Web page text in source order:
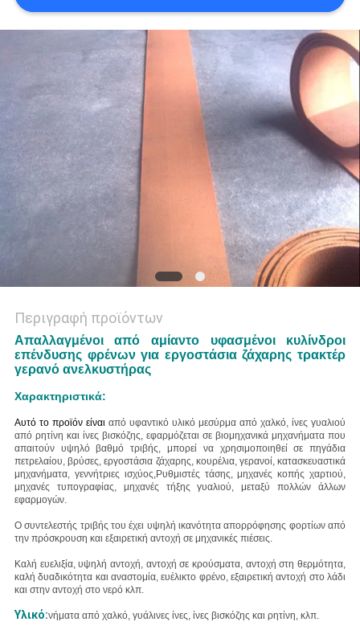
Περιγραφή προϊόντων
Απαλλαγμένοι από αμίαντο υφασμένοι κυλίνδροι
επένδυσης φρένων για εργοστάσια ζάχαρης τρακτέρ
γερανό ανελκυστήρας
Χαρακτηριστικά:
Αυτό το προϊόν είναι από υφαντικό υλικό μεσύρμα από χαλκό, ίνες γυαλιού
από ρητίνη και ίνες βισκόζης, εφαρμόζεται σε βιομηχανικά μηχανήματα που
απαιτούν υψηλό βαθμό τριβής, μπορεί να χρησιμοποιηθεί σε πηγάδια
πετρελαίου, βρύσες, εργοστάσια ζάχαρης, κουρέλια, γερανοί, κατασκευαστικά
μηχανήματα, γεννήτριες ισχύος,Ρυθμιστές τάσης, μηχανές κοπής χαρτιού,
μηχανές τυπογραφίας, μηχανές τήξης γυαλιού, μεταξύ πολλών άλλων
εφαρμογών.
Ο συντελεστής τριβής του έχει υψηλή ικανότητα απορρόφησης φορτίων από
την πρόσκρουση και εξαιρετική αντοχή σε μηχανικές πιέσεις.
Καλή ευελιξία, υψηλή αντοχή, αντοχή σε κρούσματα, αντοχή στη θερμότητα,
καλή δυαδικότητα και αναστομία, ευέλικτο φρένο, εξαιρετική αντοχή στο λάδι
και στην αντοχή στο νερό κλπ.
Υλικό:νήματα από χαλκό, γυάλινες ίνες, ίνες βισκόζης και ρητίνη, κλπ.